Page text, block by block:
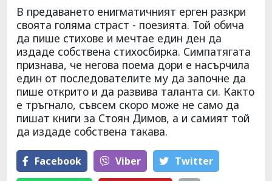
В предаването енигматичният ерген разкри
своята голяма страст - поезията. Той обича
да пише стихове и мечтае един ден да
издаде собствена стихосбирка. Симпатягата
признава, че негова поема дори е насърчила
един от последователите му да започне да
пише открито и да развива таланта си. Както
е тръгнало, съвсем скоро може не само да
пишат книги за Стоян Димов, а и самият той
да издаде собствена такава.
Facebook Viber Тwitter